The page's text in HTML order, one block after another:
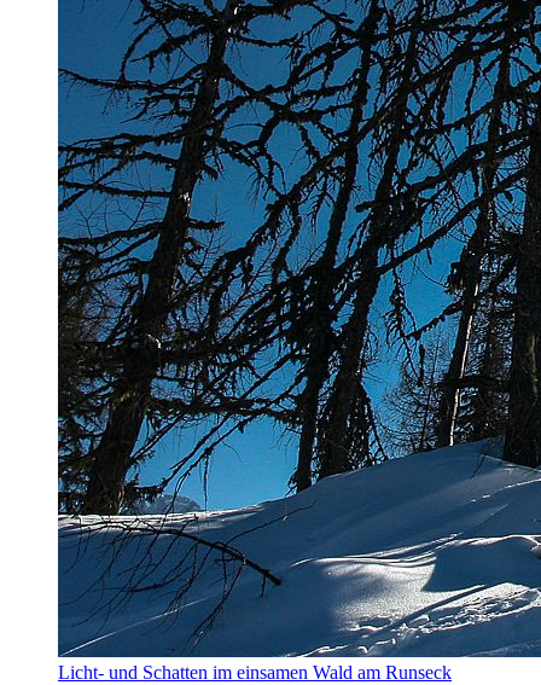
Licht- und Schatten im einsamen Wald am Runseck